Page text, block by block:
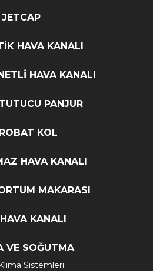
JETCAP
HAVA KANALI
HAVA KANALI
PANJUR
KOL
HAVA KANALI
MAKARASI
KANALI
VE SOĞUTMA
Sistemleri